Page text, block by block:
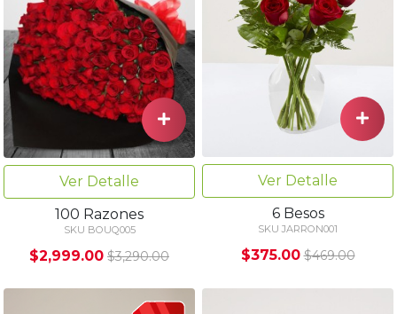
Ver Detalle
100 Razones
SKU BOUQ005
$2,999.00 $3,290.00
Ver Detalle
6 Besos
SKU JARRON001
$375.00 $469.00